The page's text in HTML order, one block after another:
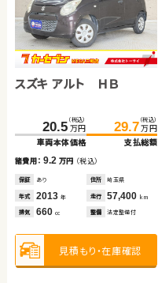
スズキ アルト ＨＢ
20.5 （税込）
万円
車両本体価格
29.7 （税込）
万円
支払総額
諸費用：9.2 万円 （税込）
保証 あり 住所 埼玉県
年式 2013 年 走行 57,400 km
排気 660 cc 整備 法定整備付
見積もり・在庫確認
日産 セレナ
137.7
車両本体価格
149.7 万円
支払総額
諸費用：12.0万円（税込）
保証 あり 住所 埼玉県
年式 2016年 走行 29,400km
ホンダ フィット ハイブリ
100.0 （税込）
万円
車両本体価格
115.9 （税込）
万円
支払総額
諸費用：15.9万円（税込）
保証 あり 住所 岩手県
年式 2018 年 走行 83,000 km
排気 1,500 整備 法定整備付
見積もり・在庫確認